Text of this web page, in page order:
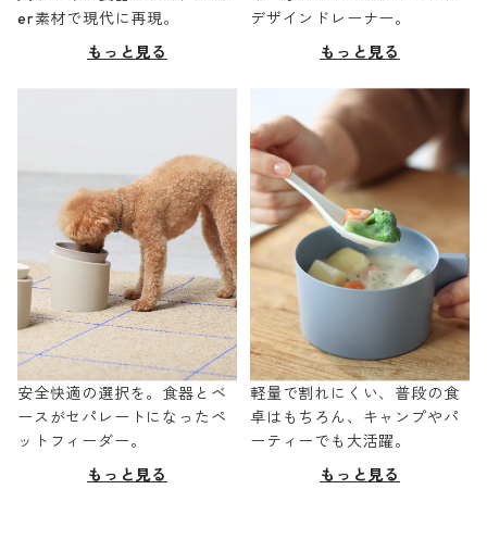
er素材で現代に再現。
もっと見る
デザインドレーナー。
もっと見る
安全快適の選択を。食器とベ
ースがセパレートになったペ
ットフィーダー。
もっと見る
軽量で割れにくい、普段の食
卓はもちろん、キャンプやパ
ーティーでも大活躍。
もっと見る